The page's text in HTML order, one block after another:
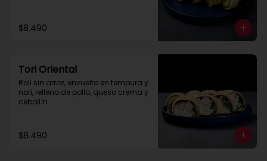
$8.490
Tori Oriental
Roll sin arroz, envuelto en tempura y
nori, relleno de pollo, queso crema y
cebollín.
$8.490